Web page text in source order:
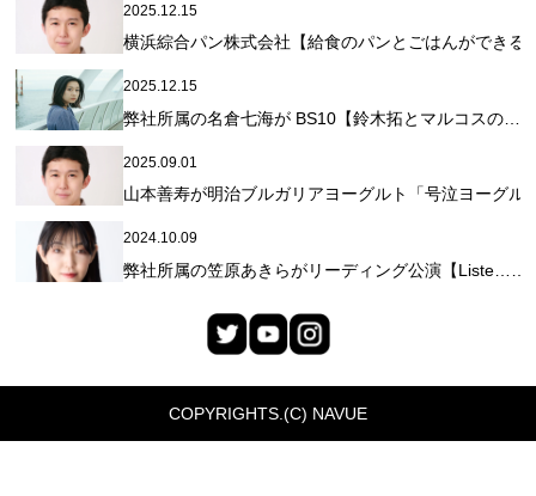
2025.12.15
横浜綜合パン株式会社【給食のパンとごはんができ
2025.12.15
弊社所属の名倉七海が BS10【鈴木拓とマルコスの
2025.09.01
山本善寿が明治ブルガリアヨーグルト「号泣ヨーグ
2024.10.09
弊社所属の笠原あきらがリーディング公演【Liste……
COPYRIGHTS.(C) NAVUE